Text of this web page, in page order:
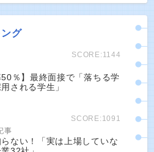
グ
SCORE:1144
50％】最終面接で「落ちる学
される学生」
SCORE:1091
事
ない！「実は上場していな